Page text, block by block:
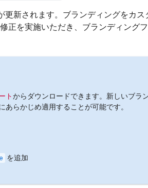
新されます。ブランディングをカス
正を実施いただき、ブランディング
トからダウンロードできます。新しいブラ
らかじめ適用することが可能です。
を追加